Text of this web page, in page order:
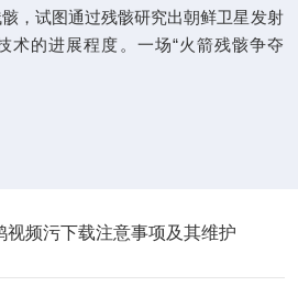
，试图通过残骸研究出朝鲜卫星发射
的进展程度。一场“火箭残骸争夺
视频污下载注意事项及其维护